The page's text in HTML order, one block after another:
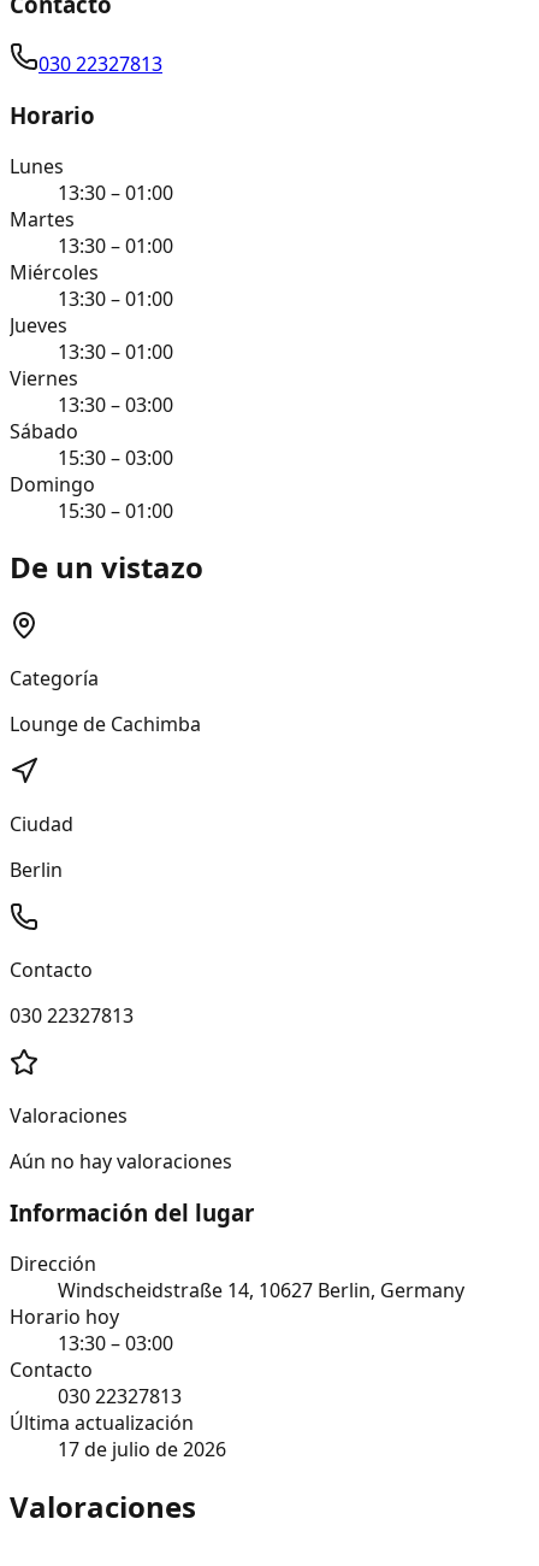
030 22327813
Horario
Lunes
13:30 – 01:00
Martes
13:30 – 01:00
Miércoles
13:30 – 01:00
Jueves
13:30 – 01:00
Viernes
13:30 – 03:00
Sábado
15:30 – 03:00
Domingo
15:30 – 01:00
De un vistazo
Categoría
Lounge de Cachimba
Ciudad
Berlin
Contacto
030 22327813
Valoraciones
Aún no hay valoraciones
Información del lugar
Dirección
Windscheidstraße 14, 10627 Berlin, Germany
Horario hoy
13:30 – 03:00
Contacto
030 22327813
Última actualización
17 de julio de 2026
Valoraciones